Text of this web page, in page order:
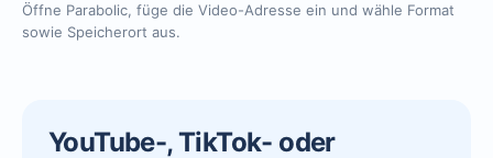
Öffne Parabolic, füge die Video-Adresse ein und wähle Format
sowie Speicherort aus.
YouTube-, TikTok- oder